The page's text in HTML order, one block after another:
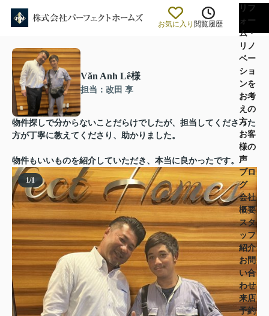
お気に入り 閲覧履歴
リフ
ォー
ム・
リノ
ベー
ショ
ンを
お考
えの
方
お客
様の
声
ブロ
グ
会社
概要
スタ
ッフ
紹介
お問
い合
わせ
来店
予約
Văn Anh Lê様
担当：改田 享
物件探しで分からないことだらけでしたが、担当してくださった
方が丁寧に教えてくださり、助かりました。
物件もいいものを紹介していただき、本当に良かったです。
1/1